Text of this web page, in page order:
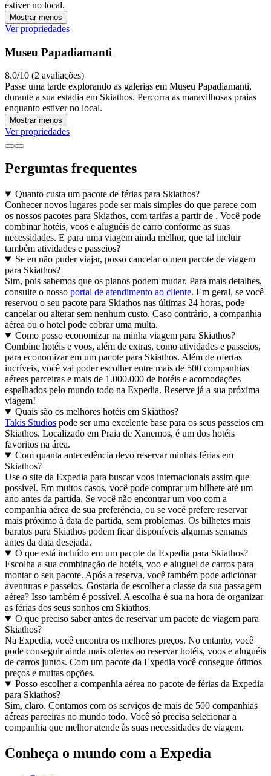
estiver no local.
Mostrar menos
Ver propriedades
Museu Papadiamanti
8.0/10 (2 avaliações)
Passe uma tarde explorando as galerias em Museu Papadiamanti,
durante a sua estadia em Skiathos. Percorra as maravilhosas praias
enquanto estiver no local.
Mostrar menos
Ver propriedades
Perguntas frequentes
Quanto custa um pacote de férias para Skiathos?
Conhecer novos lugares pode ser mais simples do que parece com
os nossos pacotes para Skiathos, com tarifas a partir de . Você pode
combinar hotéis, voos e aluguéis de carro conforme as suas
necessidades. E para uma viagem ainda melhor, que tal incluir
também atividades e passeios?
Se eu não puder viajar, posso cancelar o meu pacote de viagem
para Skiathos?
Sim, pois sabemos que os planos podem mudar. Para mais detalhes,
consulte o nosso portal de atendimento ao cliente. Em geral, se você
reservou o seu pacote para Skiathos nas últimas 24 horas, pode
cancelar ou alterar sem nenhum custo. Caso contrário, a companhia
aérea ou o hotel pode cobrar uma multa.
Como posso economizar na minha viagem para Skiathos?
Combine hotéis e voos, além de extras, como atividades e passeios,
para economizar em um pacote para Skiathos. Além de ofertas
incríveis, você vai poder escolher entre mais de 500 companhias
aéreas parceiras e mais de 1.000.000 de hotéis e acomodações
espalhados pelo mundo todo na Expedia. Reserve já a sua próxima
viagem!
Quais são os melhores hotéis em Skiathos?
Takis Studios pode ser uma excelente base para os seus passeios em
Skiathos. Localizado em Praia de Xanemos, é um dos hotéis
favoritos na área.
Com quanta antecedência devo reservar minhas férias em
Skiathos?
Use o site da Expedia para buscar voos internacionais assim que
possível. Em muitos casos, você pode comprar um bilhete até um
ano antes da partida. Se você não encontrar um voo com a
companhia aérea de sua preferência, ou se você prefere reservar
mais próximo à data de partida, sem problemas. Os bilhetes mais
baratos para Skiathos podem ficar disponíveis algumas semanas
antes da data desejada.
O que está incluído em um pacote da Expedia para Skiathos?
Escolha a sua combinação de hotéis, voo e aluguel de carros para
montar o seu pacote. Após a reserva, você também pode adicionar
aventuras e passeios. Gostaria de escolher a classe da sua passagem
aérea? Isso também é possível. A escolha é sua na hora de organizar
as férias dos seus sonhos em Skiathos.
O que preciso saber antes de reservar um pacote de viagem para
Skiathos?
Na Expedia, você encontra os melhores preços. No entanto, você
pode conseguir ainda mais ofertas ao reservar hotéis, voos e aluguéis
de carros juntos. Com um pacote da Expedia você consegue ótimos
preços e muitas opções.
Posso escolher a companhia aérea no pacote de férias da Expedia
para Skiathos?
Sim, claro. Contamos com os serviços de mais de 500 companhias
aéreas parceiras no mundo todo. Você só precisa selecionar a
companhia que melhor atende às suas necessidades de viagem.
Conheça o mundo com a Expedia